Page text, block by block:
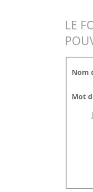
LE
Nom
Mot